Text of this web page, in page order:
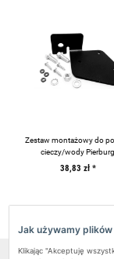
Zestaw montażowy do
cieczy/wody Pierburg
38,83 zł *
Jak używamy plików
Klikając "Akceptuję